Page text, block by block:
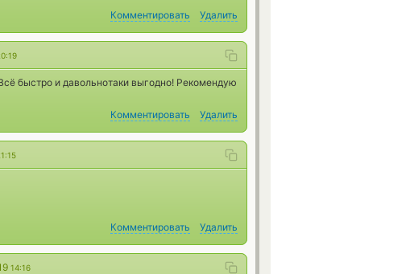
Комментировать
Удалить
быстро и давольнотаки выгодно! Рекомендую
Комментировать
Удалить
Комментировать
Удалить
14:16